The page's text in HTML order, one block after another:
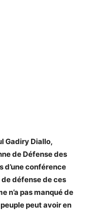
Gadiry Diallo,
de Défense des
d’une conférence
défense de ces
n’a pas manqué de
peut avoir en